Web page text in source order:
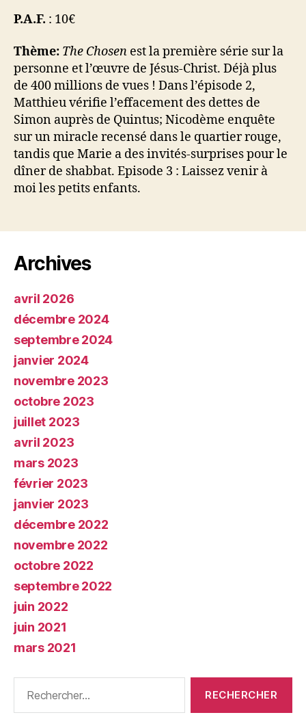
P.A.F. : 10€
Thème: The Chosen est la première série sur la
personne et l’œuvre de Jésus-Christ. Déjà plus
de 400 millions de vues ! Dans l’épisode 2,
Matthieu vérifie l’effacement des dettes de
Simon auprès de Quintus; Nicodème enquête
sur un miracle recensé dans le quartier rouge,
tandis que Marie a des invités-surprises pour le
dîner de shabbat. Episode 3 : Laissez venir à
moi les petits enfants.
Archives
avril 2026
décembre 2024
septembre 2024
janvier 2024
novembre 2023
octobre 2023
juillet 2023
avril 2023
mars 2023
février 2023
janvier 2023
décembre 2022
novembre 2022
octobre 2022
septembre 2022
juin 2022
juin 2021
mars 2021